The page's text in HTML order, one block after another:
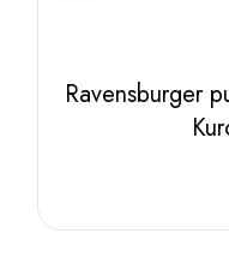
Ravensburger